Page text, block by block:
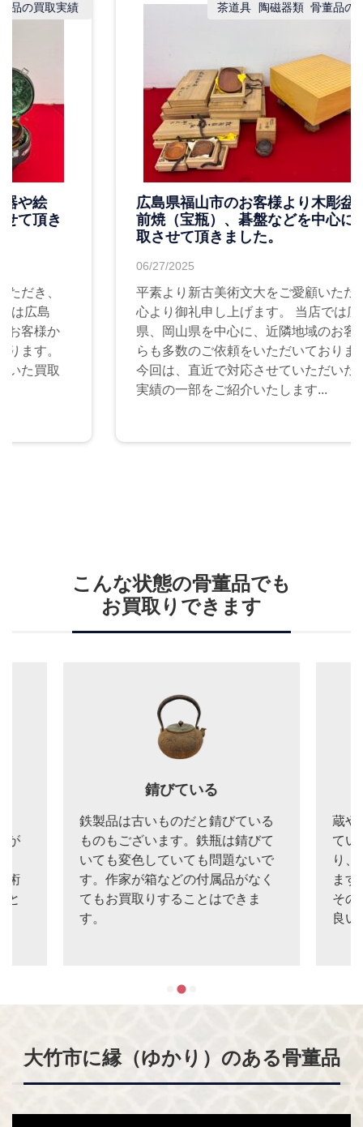
茶道具 陶磁器類 骨董品の買取実績
広島県福山市のお客様より木彫盆や備
前焼（宝瓶）、碁盤などを中心にお買
取させて頂きました。
平素より新古美術文大をご愛顧いただき、
心より御礼申し上げます。 当店では広島
県、岡山県を中心に、近隣地域のお客様か
らも多数のご依頼をいただいております。
今回は、直近で対応させていただいた買取
実績の一部をご紹介いたします...
こんな状態の骨董品でも
お買取りできます
が
術
と
錆びている
鉄製品は古いものだと錆びている
ものもございます。鉄瓶は錆びて
いても変色していても問題ないで
す。作家が箱などの付属品がなく
てもお買取りすることはできま
す。
蔵や
てい
り、
ます
その
良い
大竹市に縁（ゆかり）のある骨董品